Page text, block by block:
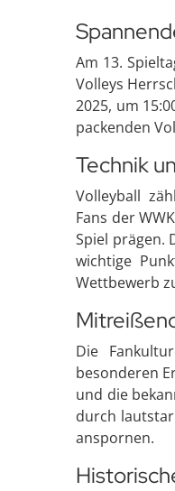
Am 13.
Volleys
2025, um
packenden
Technik
Volleyball
Fans der
Spiel prägen.
wichtige
Wettbewerb
Die
besonderen
und die
durch
anspornen.